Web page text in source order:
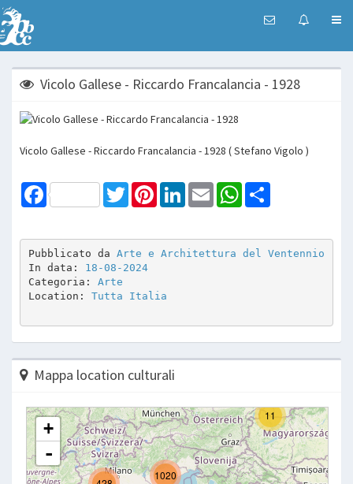
Vicolo Gallese - Riccardo Francalancia - 1928
Vicolo Gallese - Riccardo Francalancia - 1928 ( Stefano Vigolo )
Facebook TwitterPinterestLinkedInEmail WhatsApp
Pubblicato da Arte e Architettura del Ventennio
In data: 18-08-2024
Categoria: Arte
Location: Tutta Italia
Mappa location culturali